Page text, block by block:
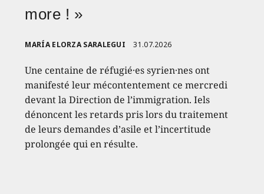
more ! »
MARÍA ELORZA SARALEGUI 31.07.2026
Une centaine de réfugié·es syrien·nes ont
manifesté leur mécontentement ce mercredi
devant la Direction de l’immigration. Iels
dénoncent les retards pris lors du traitement
de leurs demandes d’asile et l’incertitude
prolongée qui en résulte.